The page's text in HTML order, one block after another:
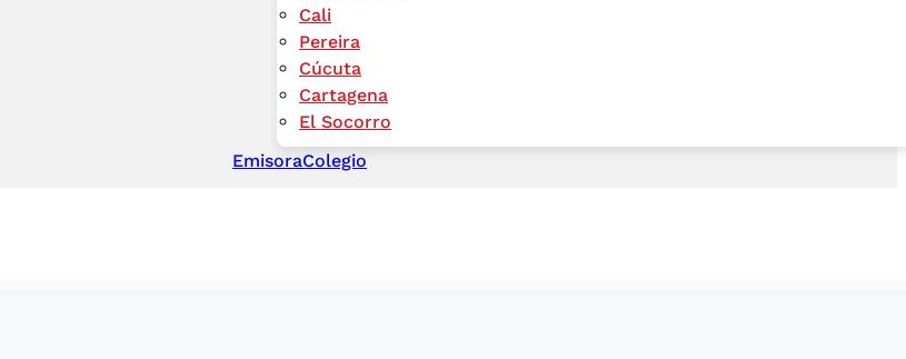
Cali
Pereira
Cúcuta
Cartagena
El Socorro
EmisoraColegio